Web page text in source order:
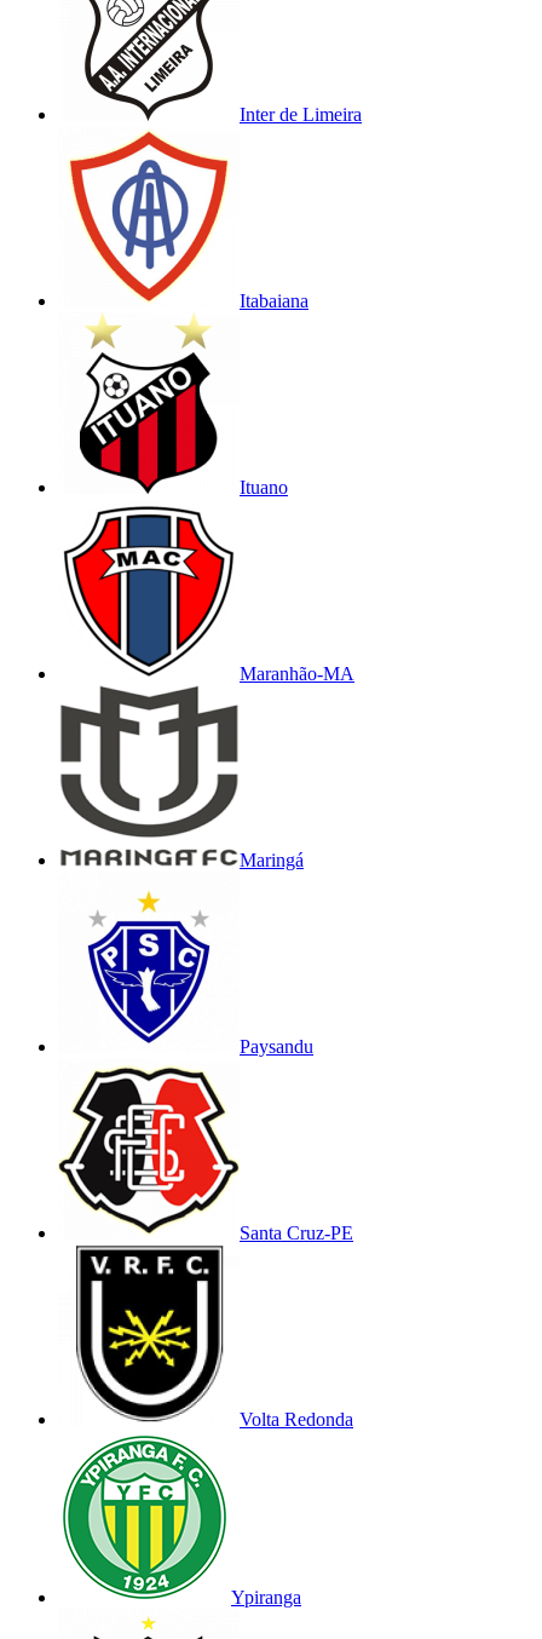
Inter de Limeira
Itabaiana
Ituano
Maranhão-MA
Maringá
Paysandu
Santa Cruz-PE
Volta Redonda
Ypiranga